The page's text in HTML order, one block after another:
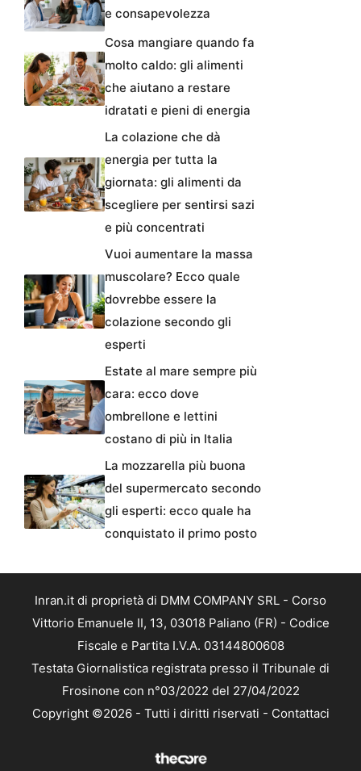
e consapevolezza
Cosa mangiare quando fa
molto caldo: gli alimenti
che aiutano a restare
idratati e pieni di energia
La colazione che dà
energia per tutta la
giornata: gli alimenti da
scegliere per sentirsi sazi
e più concentrati
Vuoi aumentare la massa
muscolare? Ecco quale
dovrebbe essere la
colazione secondo gli
esperti
Estate al mare sempre più
cara: ecco dove
ombrellone e lettini
costano di più in Italia
La mozzarella più buona
del supermercato secondo
gli esperti: ecco quale ha
conquistato il primo posto
Inran.it di proprietà di DMM COMPANY SRL - Corso
Vittorio Emanuele II, 13, 03018 Paliano (FR) - Codice
Fiscale e Partita I.V.A. 03144800608
Testata Giornalistica registrata presso il Tribunale di
Frosinone con n°03/2022 del 27/04/2022
Copyright ©2026 - Tutti i diritti riservati - Contattaci